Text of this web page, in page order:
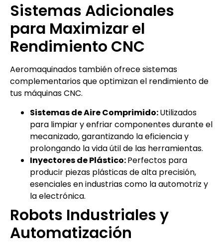
Sistemas Adicionales
para Maximizar el
Rendimiento CNC
Aeromaquinados también ofrece sistemas
complementarios que optimizan el rendimiento de
tus máquinas CNC.
Sistemas de Aire Comprimido:Utilizados
para limpiar y enfriar componentes durante el
mecanizado, garantizando la eficiencia y
prolongando la vida útil de las herramientas.
Inyectores de Plástico:Perfectos para
producir piezas plásticas de alta precisión,
esenciales en industrias como la automotriz y
la electrónica.
Robots Industriales y
Automatización